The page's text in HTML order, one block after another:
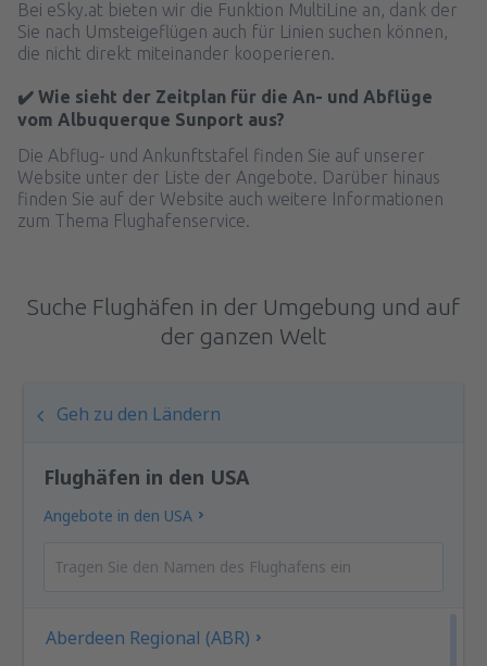
Bei eSky.at bieten wir die Funktion MultiLine an, dank der
Sie nach Umsteigeflügen auch für Linien suchen können,
die nicht direkt miteinander kooperieren.
✔️ Wie sieht der Zeitplan für die An- und Abflüge
vom Albuquerque Sunport aus?
Die Abflug- und Ankunftstafel finden Sie auf unserer
Website unter der Liste der Angebote. Darüber hinaus
finden Sie auf der Website auch weitere Informationen
zum Thema Flughafenservice.
Suche Flughäfen in der Umgebung und auf
der ganzen Welt
Geh zu den Ländern
Flughäfen in den USA
Angebote in den USA
Aberdeen Regional (ABR)